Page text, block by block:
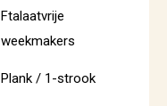
Ftalaatvrije
weekmakers
Plank / 1-strook